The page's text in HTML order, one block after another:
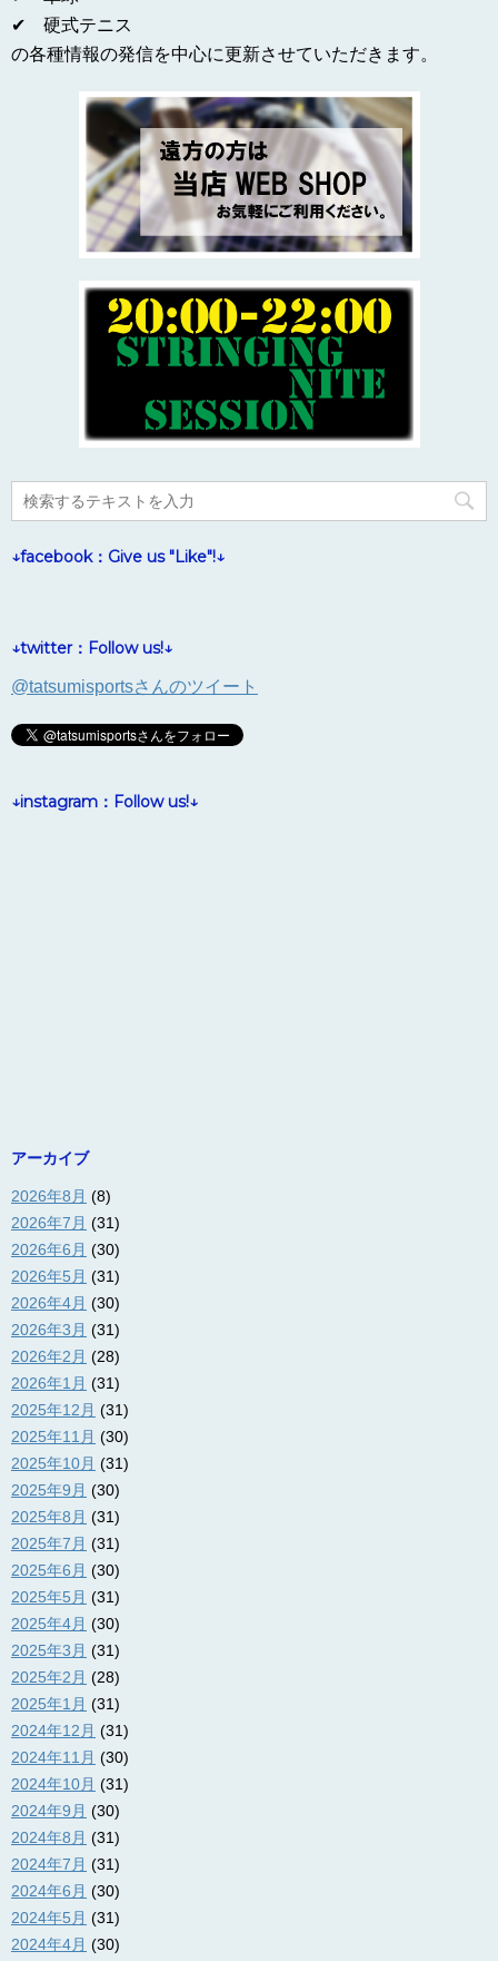
✔ 硬式テニス
の各種情報の発信を中心に更新させていただきます。
↓facebook：Give us "Like"!↓
↓twitter：Follow us!↓
@tatsumisportsさんのツイート
↓instagram：Follow us!↓
アーカイブ
2026年8月 (8)
2026年7月 (31)
2026年6月 (30)
2026年5月 (31)
2026年4月 (30)
2026年3月 (31)
2026年2月 (28)
2026年1月 (31)
2025年12月 (31)
2025年11月 (30)
2025年10月 (31)
2025年9月 (30)
2025年8月 (31)
2025年7月 (31)
2025年6月 (30)
2025年5月 (31)
2025年4月 (30)
2025年3月 (31)
2025年2月 (28)
2025年1月 (31)
2024年12月 (31)
2024年11月 (30)
2024年10月 (31)
2024年9月 (30)
2024年8月 (31)
2024年7月 (31)
2024年6月 (30)
2024年5月 (31)
2024年4月 (30)